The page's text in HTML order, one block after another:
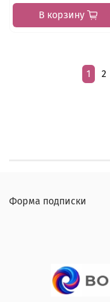
В корзину
1 2
Форма подписки